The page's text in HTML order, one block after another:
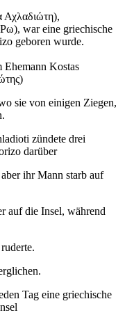
Αχλαδιώτη),
war eine griechische
geboren wurde.
Ehemann Kostas
sie von einigen Ziegen,
zündete drei
​​darüber
ihr Mann starb auf
auf die Insel, während
Tag eine griechische